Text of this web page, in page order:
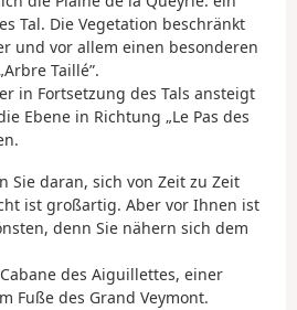
Tal. Die Vegetation beschränkt
und vor allem einen besonderen
Taillé”.
in Fortsetzung des Tals ansteigt
Ebene in Richtung „Le Pas des
Sie daran, sich von Zeit zu Zeit
ist großartig. Aber vor Ihnen ist
denn Sie nähern sich dem
des Aiguillettes, einer
Fuße des Grand Veymont.